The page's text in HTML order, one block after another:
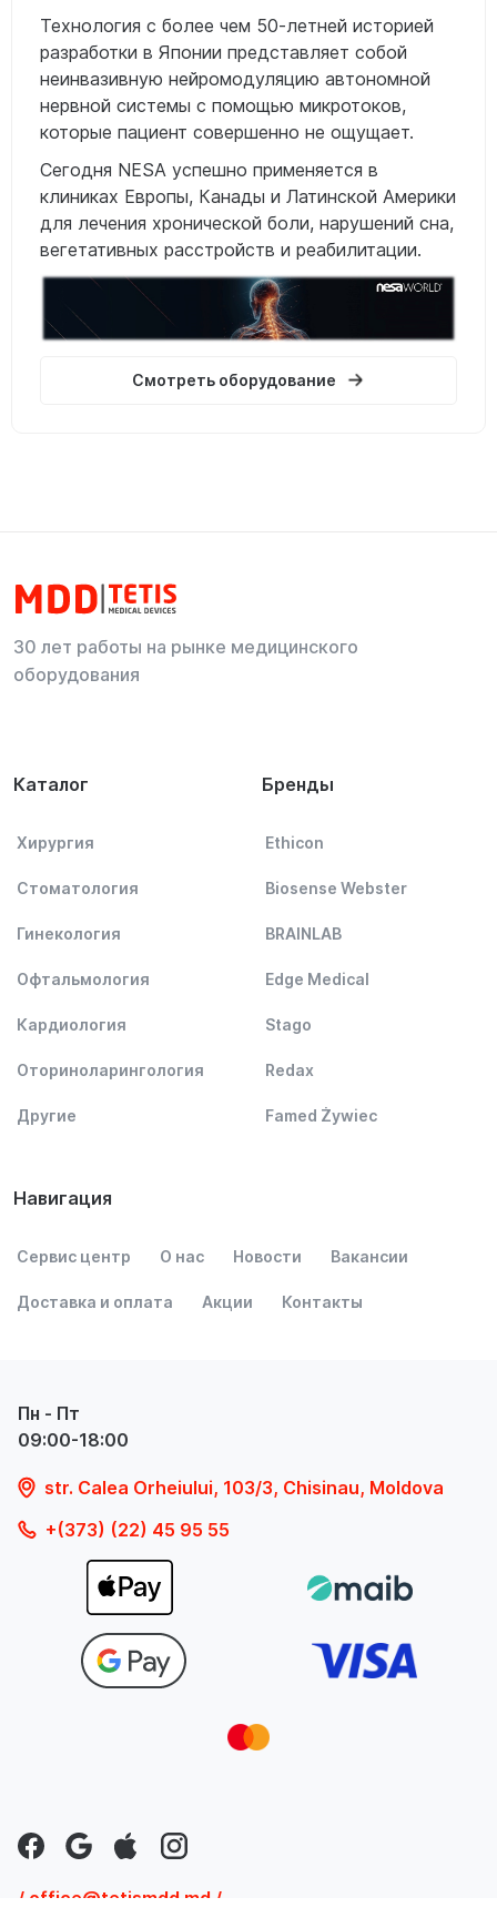
Технология с более чем 50-летней историей
разработки в Японии представляет собой
неинвазивную нейромодуляцию автономной
нервной системы с помощью микротоков,
которые пациент совершенно не ощущает.
Сегодня NESA успешно применяется в
клиниках Европы, Канады и Латинской Америки
для лечения хронической боли, нарушений сна,
вегетативных расстройств и реабилитации.
Смотреть оборудование
30 лет работы на рынке медицинского
оборудования
Каталог
Хирургия
Стоматология
Гинекология
Офтальмология
Кардиология
Оториноларингология
Другие
Бренды
Ethicon
Biosense Webster
BRAINLAB
Edge Medical
Stago
Redax
Famed Żywiec
Навигация
Сервис центр О нас Новости Вакансии
Доставка и оплата Акции Контакты
Пн - Пт
09:00-18:00
str. Calea Orheiului, 103/3, Chisinau, Moldova
+(373) (22) 45 95 55
/ office@tetismdd.md /